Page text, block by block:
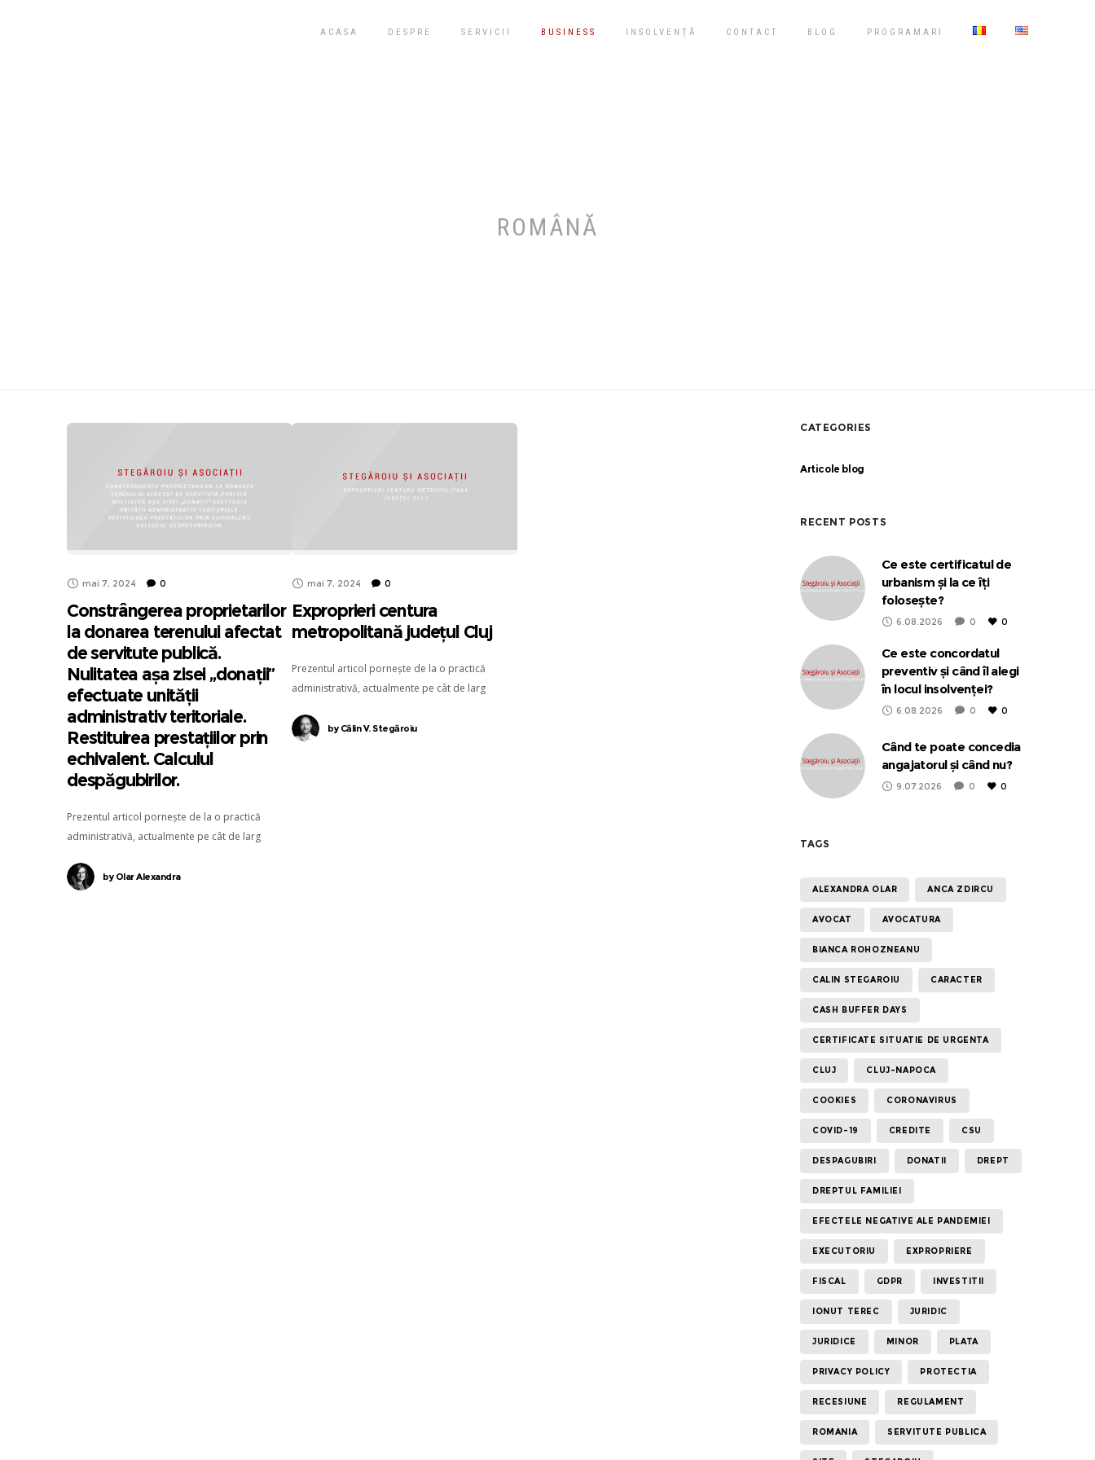
ACASA DESPRE SERVICII BUSINESS INSOLVENȚĂ CONTACT BLOG PROGRAMARI
ROMÂNĂ
mai 7, 2024 0
Constrângerea proprietarilor
la donarea terenului afectat
de servitute publică.
Nulitatea așa zisei „donații”
efectuate unității
administrativ teritoriale.
Restituirea prestațiilor prin
echivalent. Calculul
despăgubirilor.
Prezentul articol pornește de la o practică
administrativă, actualmente pe cât de larg
byOlar Alexandra
mai 7, 2024 0
Exproprieri centura
metropolitană județul Cluj
Prezentul articol pornește de la o practică
administrativă, actualmente pe cât de larg
byCălin V. Stegăroiu
CATEGORIES
Articole blog
RECENT POSTS
Ce este certificatul de
urbanism și la ce îți
folosește?
6.08.2026 0 0
Ce este concordatul
preventiv și când îl alegi
în locul insolvenței?
6.08.2026 0 0
Când te poate concedia
angajatorul și când nu?
9.07.2026 0 0
TAGS
ALEXANDRA OLAR ANCA ZDIRCU
AVOCAT AVOCATURA
BIANCA ROHOZNEANU
CALIN STEGAROIU CARACTER
CASH BUFFER DAYS
CERTIFICATE SITUATIE DE URGENTA
CLUJ CLUJ-NAPOCA
COOKIES CORONAVIRUS
COVID-19 CREDITE CSU
DESPAGUBIRI DONATII DREPT
DREPTUL FAMILIEI
EFECTELE NEGATIVE ALE PANDEMIEI
EXECUTORIU EXPROPRIERE
FISCAL GDPR INVESTITII
IONUT TEREC JURIDIC
JURIDICE MINOR PLATA
PRIVACY POLICY PROTECTIA
RECESIUNE REGULAMENT
ROMANIA SERVITUTE PUBLICA